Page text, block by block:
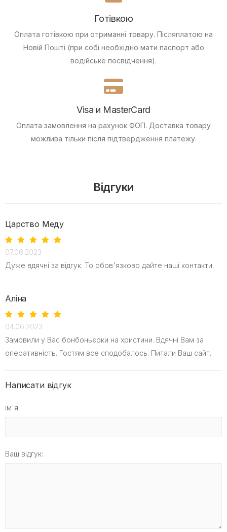
Готівкою
Оплата готівкою при отриманні товару. Післяплатою на
Новій Пошті (при собі необхідно мати паспорт або
водійське посвідчення).
Visa и MasterCard
Оплата замовлення на рахунок ФОП. Доставка товару
можлива тільки після підтвердження платежу.
Відгуки
Царство Меду
07.06.2023
Дуже вдячні за відгук. То обов'язково дайте наші контакти.
Аліна
04.06.2023
Замовили у Вас бонбоньєрки на христини. Вдячні Вам за
оперативність. Гостям все сподобалось. Питали Ваш сайт.
Написати відгук
ім'я
Ваш відгук: